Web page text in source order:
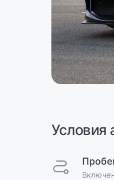
Условия